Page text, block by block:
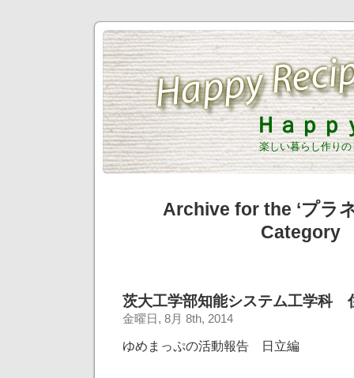
Ｈａｐ
楽しい暮らし作り
Archive for the ‘プラ
Category
茨大工学部知能システム工学科
金曜日, 8月 8th, 2014
ゆめまっぷの活動報告 日立編